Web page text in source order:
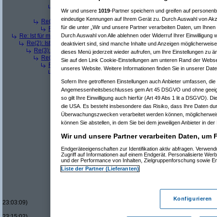
Re(7): Ist für mich ein Benzin- oder ein Dieselmotor
Re(4): Ist für mich ein Benzin- oder ein Dieselmotor geeigneter?(
Re(5): Ist für mich ein Benzin- oder ein Dieselmotor geeigneter?
Re: Ist für mich ein Benzin- oder ein Dieselmotor geeigneter?( Superfast
Re(2): Ist für mich ein Benzin- oder ein Dieselmotor geeigneter?(dizo
Re(3): Ist für mich ein Benzin- oder ein Dieselmotor geeigneter?(
Re(4): Ist für mich ein Benzin- oder ein Dieselmotor geeigneter?(
Re(5): Ist für mich ein Benzin- oder ein Dieselmotor geeigneter?
Re(6): Ist für mich ein Benzin- oder ein Dieselmotor
Re(7): Ist für mich ein Benzin- oder ein Dieselmotor
Re(8): Ist für mich ein Benzin- oder ein Dieselmotor
Re(9): Ist für mich ein Benzin- oder ein Dieselmotor
Re(10): Ist für mich ein Benzin- oder ein
Re(11): Ist für mich ein Benzin- oder ein
Re(11): Ist für mich ein Benzin- oder ein
Re(7): Ist für mich ein Benzin- oder ein Dieselmotor
Re(8): Ist für mich ein Benzin- oder ein Dieselmotor
Re(10): Ist für mich ein Benzin- oder ein
Re(11): Ist für mich ein Benzin- oder ein
Re(12): Ist für mich ein Benzin- oder ein
Re(13): Ist für mich ein Benzin- oder ein
Re(15): Ist für mich ein Benzin-
Re(16): Ist für mich ein Benzin-
23:03:09)
Re(17): Ist für mich ein
Wir und unsere 1019-Partner speichern und greifen auf
eindeutige Kennungen auf Ihrem Gerät zu. Durch Auswahl von
für die unter „Wir und unsere Partner verarbeiten Daten, um
Durch Auswahl von Alle ablehnen oder Widerruf Ihrer
deaktiviert sind, sind manche Inhalte und Anzeigen
dieses Menü jederzeit wieder aufrufen, um Ihre Einstellungen zu
Sie auf den Link Cookie-Einstellungen am unteren Rand der
unseres Website. Weitere Informationen finden Sie in unserer
Sofern Ihre getroffenen Einstellungen auch Anbieter umfassen,
Angemessenheitsbeschlusses gem Art 45 DSGVO und ohne
so gilt Ihre Einwilligung auch hierfür (Art 49 Abs 1 lit a DSGVO).
die USA. Es besteht insbesondere das Risiko, dass Ihre Daten
Überwachungszwecken verarbeitet werden können,
können Sie abstellen, in dem Sie bei dem jeweiligen Anbieter in
Wir und unsere Partner verarbeiten Daten, um
Endgeräteeigenschaften zur Identifikation aktiv abfragen.
Zugriff auf Informationen auf einem Endgerät. Personalisierte
und der Performance von Inhalten, Zielgruppenforschung sowie
Liste der Partner (Lieferanten)
Konfigurieren